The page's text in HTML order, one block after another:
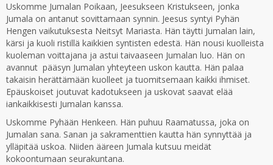
Uskomme Jumalan Poikaan, Jeesukseen Kristukseen, jonka
Jumala on antanut sovittamaan synnin. Jeesus syntyi Pyhän
Hengen vaikutuksesta Neitsyt Mariasta. Hän täytti Jumalan lain,
kärsi ja kuoli ristillä kaikkien syntisten edestä. Hän nousi kuolleista
kuoleman voittajana ja astui taivaaseen Jumalan luo. Hän on
avannut pääsyn Jumalan yhteyteen uskon kautta. Hän palaa
takaisin herättämään kuolleet ja tuomitsemaan kaikki ihmiset.
Epäuskoiset joutuvat kadotukseen ja uskovat saavat elää
iankaikkisesti Jumalan kanssa.
Uskomme Pyhään Henkeen. Hän puhuu Raamatussa, joka on
Jumalan sana. Sanan ja sakramenttien kautta hän synnyttää ja
ylläpitää uskoa. Niiden ääreen Jumala kutsuu meidät
kokoontumaan seurakuntana.